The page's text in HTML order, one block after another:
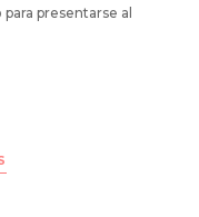
presentarse al